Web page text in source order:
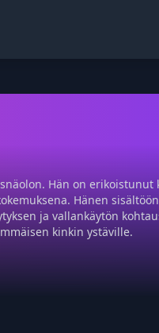
Hän on erikoistunut
Hänen
ja vallankäytön
kinkin ystäville.